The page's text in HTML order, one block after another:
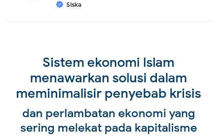
Siska
Sistem ekonomi Islam
menawarkan solusi dalam
meminimalisir penyebab krisis
dan perlambatan ekonomi yang
sering melekat pada kapitalisme